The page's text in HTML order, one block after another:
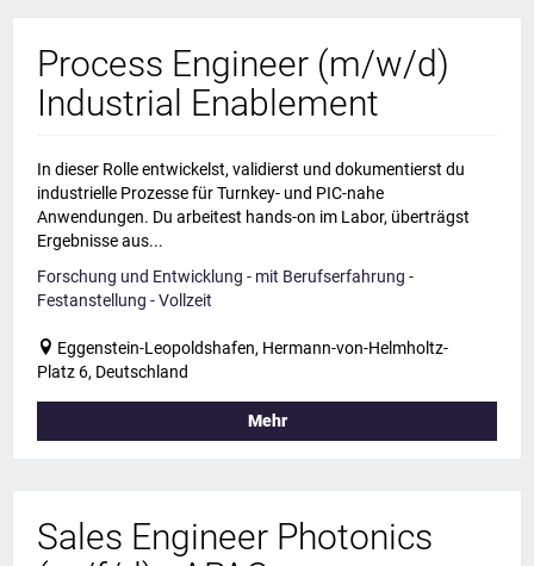
Process Engineer (m/w/d)
Industrial Enablement
In dieser Rolle entwickelst, validierst und dokumentierst du
industrielle Prozesse für Turnkey- und PIC-nahe
Anwendungen. Du arbeitest hands-on im Labor, überträgst
Ergebnisse aus...
Forschung und Entwicklung - mit Berufserfahrung -
Festanstellung - Vollzeit
Eggenstein-Leopoldshafen, Hermann-von-Helmholtz-
Platz 6, Deutschland
Mehr
Sales Engineer Photonics